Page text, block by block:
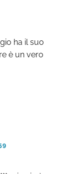
ha il suo
è un vero